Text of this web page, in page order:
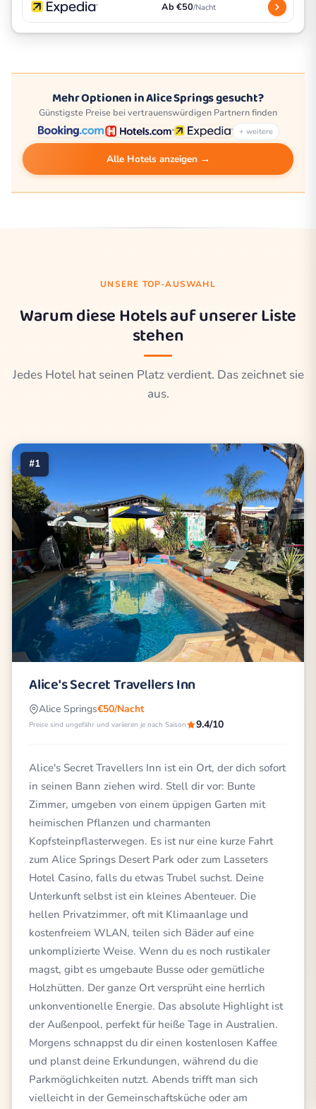
Ab €50/Nacht
Mehr Optionen in Alice Springs gesucht?
Günstigste Preise bei vertrauenswürdigen Partnern finden
+ weitere
Alle Hotels anzeigen →
UNSERE TOP-AUSWAHL
Warum diese Hotels auf unserer Liste
stehen
Jedes Hotel hat seinen Platz verdient. Das zeichnet sie
aus.
#1
Alice's Secret Travellers Inn
Alice Springs€50/Nacht
Preise sind ungefähr und variieren je nach Saison 9.4/10
Alice's Secret Travellers Inn ist ein Ort, der dich sofort
in seinen Bann ziehen wird. Stell dir vor: Bunte
Zimmer, umgeben von einem üppigen Garten mit
heimischen Pflanzen und charmanten
Kopfsteinpflasterwegen. Es ist nur eine kurze Fahrt
zum Alice Springs Desert Park oder zum Lasseters
Hotel Casino, falls du etwas Trubel suchst. Deine
Unterkunft selbst ist ein kleines Abenteuer. Die
hellen Privatzimmer, oft mit Klimaanlage und
kostenfreiem WLAN, teilen sich Bäder auf eine
unkomplizierte Weise. Wenn du es noch rustikaler
magst, gibt es umgebaute Busse oder gemütliche
Holzhütten. Der ganze Ort versprüht eine herrlich
unkonventionelle Energie. Das absolute Highlight ist
der Außenpool, perfekt für heiße Tage in Australien.
Morgens schnappst du dir einen kostenlosen Kaffee
und planst deine Erkundungen, während du die
Parkmöglichkeiten nutzt. Abends trifft man sich
vielleicht in der Gemeinschaftsküche oder am